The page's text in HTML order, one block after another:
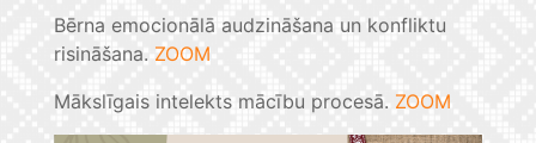
Bērna emocionālā audzināšana un konfliktu
risināšana. ZOOM
Mākslīgais intelekts mācību procesā. ZOOM